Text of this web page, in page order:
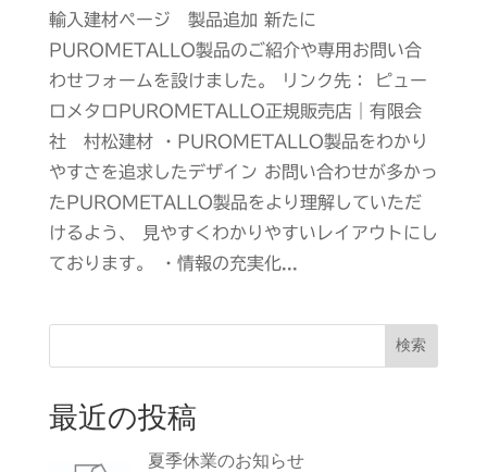
輸入建材ページ 製品追加 新たに
PUROMETALLO製品のご紹介や専用お問い合
わせフォームを設けました。 リンク先： ピュー
ロメタロPUROMETALLO正規販売店｜有限会
社 村松建材 ・PUROMETALLO製品をわかり
やすさを追求したデザイン お問い合わせが多かっ
たPUROMETALLO製品をより理解していただ
けるよう、 見やすくわかりやすいレイアウトにし
ております。 ・情報の充実化...
検索
最近の投稿
夏季休業のお知らせ